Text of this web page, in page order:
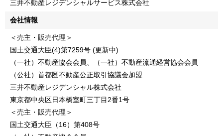
三井不動産レジデンシャルサービス株式会社
会社情報
＜売主・販売代理＞
国土交通大臣(4)第7259号 (更新中)
（一社）不動産協会会員、（一社）不動産流通経営協会会員
（公社）首都圏不動産公正取引協議会加盟
三井不動産レジデンシャル株式会社
東京都中央区日本橋室町三丁目2番1号
＜売主・販売代理＞
国土交通大臣（16）第408号